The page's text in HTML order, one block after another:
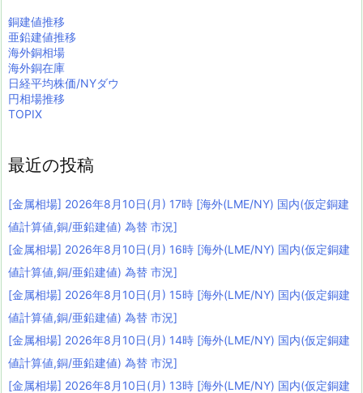
銅建値推移
亜鉛建値推移
海外銅相場
海外銅在庫
日経平均株価/NYダウ
円相場推移
TOPIX
最近の投稿
[金属相場] 2026年8月10日(月) 17時 [海外(LME/NY) 国内(仮定銅建
値計算値,銅/亜鉛建値) 為替 市況]
[金属相場] 2026年8月10日(月) 16時 [海外(LME/NY) 国内(仮定銅建
値計算値,銅/亜鉛建値) 為替 市況]
[金属相場] 2026年8月10日(月) 15時 [海外(LME/NY) 国内(仮定銅建
値計算値,銅/亜鉛建値) 為替 市況]
[金属相場] 2026年8月10日(月) 14時 [海外(LME/NY) 国内(仮定銅建
値計算値,銅/亜鉛建値) 為替 市況]
[金属相場] 2026年8月10日(月) 13時 [海外(LME/NY) 国内(仮定銅建